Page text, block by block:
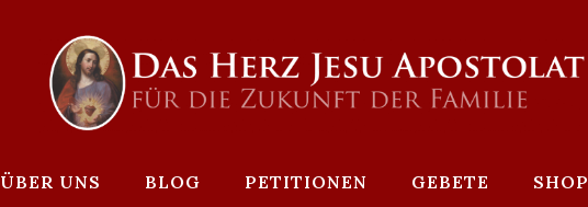
ÜBER UNS BLOG PETITIONEN GEBETE SHOP